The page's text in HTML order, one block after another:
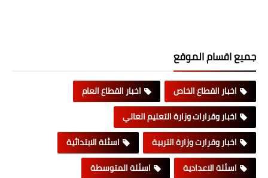
جميع اقسام الموقع
اخبار القطاع الخاص
اخبار القطاع العام
اخبار وقرارات وزارة التعليم العالي
اخبار وقرارت وزارة التربية
اسئلة الابتدائية
اسئلة الاعدادية
اسئلة المتوسطة